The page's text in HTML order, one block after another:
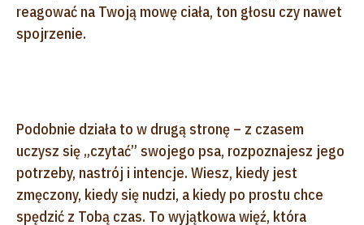
reagować na Twoją mowę ciała, ton głosu czy nawet
spojrzenie.
Podobnie działa to w drugą stronę – z czasem
uczysz się „czytać” swojego psa, rozpoznajesz jego
potrzeby, nastrój i intencje. Wiesz, kiedy jest
zmęczony, kiedy się nudzi, a kiedy po prostu chce
spędzić z Tobą czas. To wyjątkowa więź, która